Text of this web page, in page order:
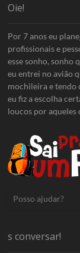
Oie!
Por 7 anos eu
profissionais e
esse sonho, sonho
eu entrei no avião
mochileira e tendo
eu fiz a escolha
loucos por aqueles
s conversar!